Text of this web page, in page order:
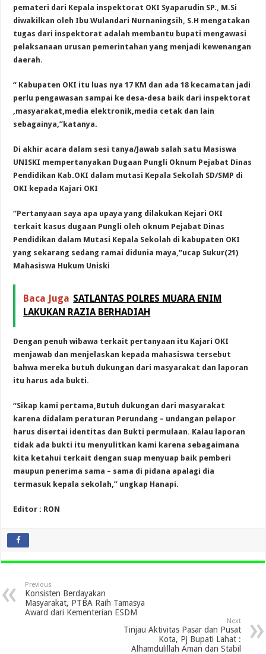
pemateri dari Kepala inspektorat OKI Syaparudin SP., M.Si
diwakilkan oleh Ibu Wulandari Nurnaningsih, S.H mengatakan
tugas dari inspektorat adalah membantu bupati mengawasi
pelaksanaan urusan pemerintahan yang menjadi kewenangan
daerah.
“ Kabupaten OKI itu luas nya 17 KM dan ada 18 kecamatan jadi
perlu pengawasan sampai ke desa-desa baik dari inspektorat
,masyarakat,media elektronik,media cetak dan lain
sebagainya,”katanya.
Di akhir acara dalam sesi tanya/Jawab salah satu Masiswa
UNISKI mempertanyakan Dugaan Pungli Oknum Pejabat Dinas
Pendidikan Kab.OKI dalam mutasi Kepala Sekolah SD/SMP di
OKI kepada Kajari OKI
“Pertanyaan saya apa upaya yang dilakukan Kejari OKI
terkait kasus dugaan Pungli oleh oknum Pejabat Dinas
Pendidikan dalam Mutasi Kepala Sekolah di kabupaten OKI
yang sekarang sedang ramai didunia maya,”ucap Sukur(21)
Mahasiswa Hukum Uniski
Baca Juga SATLANTAS POLRES MUARA ENIM
LAKUKAN RAZIA BERHADIAH
Dengan penuh wibawa terkait pertanyaan itu Kajari OKI
menjawab dan menjelaskan kepada mahasiswa tersebut
bahwa mereka butuh dukungan dari masyarakat dan laporan
itu harus ada bukti.
“Sikap kami pertama,Butuh dukungan dari masyarakat
karena didalam peraturan Perundang – undangan pelapor
harus disertai identitas dan Bukti permulaan. Kalau laporan
tidak ada bukti itu menyulitkan kami karena sebagaimana
kita ketahui terkait dengan suap menyuap baik pemberi
maupun penerima sama – sama di pidana apalagi dia
termasuk kepala sekolah,” ungkap Hanapi.
Editor : RON
Previous
Konsisten Berdayakan
Masyarakat, PTBA Raih Tamasya
Award dari Kementerian ESDM
Next
Tinjau Aktivitas Pasar dan Pusat
Kota, Pj Bupati Lahat :
Alhamdulillah Aman dan Stabil